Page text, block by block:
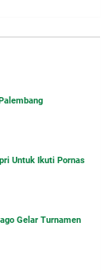
Untuk Ikuti Pornas
Gelar Turnamen